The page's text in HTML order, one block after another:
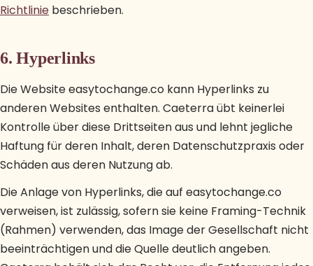
Richtlinie beschrieben.
6. Hyperlinks
Die Website easytochange.co kann Hyperlinks zu
anderen Websites enthalten. Caeterra übt keinerlei
Kontrolle über diese Drittseiten aus und lehnt jegliche
Haftung für deren Inhalt, deren Datenschutzpraxis oder
Schäden aus deren Nutzung ab.
Die Anlage von Hyperlinks, die auf easytochange.co
verweisen, ist zulässig, sofern sie keine Framing-Technik
(Rahmen) verwenden, das Image der Gesellschaft nicht
beeinträchtigen und die Quelle deutlich angeben.